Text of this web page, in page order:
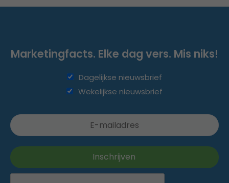
Marketingfacts. Elke dag vers. Mis niks!
Dagelijkse nieuwsbrief
Wekelijkse nieuwsbrief